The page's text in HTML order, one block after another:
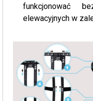
funkcjonować
elewacyjnych w